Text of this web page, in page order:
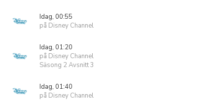
Idag, 00:55
på Disney Channel
Idag, 01:20
på Disney Channel
Säsong 2 Avsnitt 3
Idag, 01:40
på Disney Channel